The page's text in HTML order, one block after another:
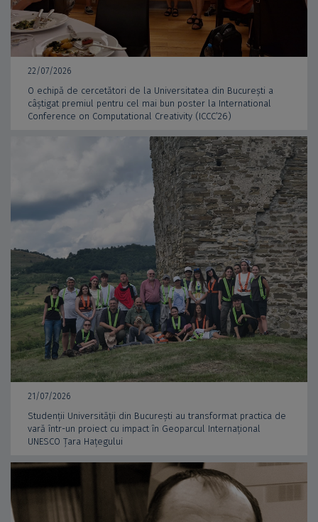
22/07/2026
O echipă de cercetători de la Universitatea din București a
câștigat premiul pentru cel mai bun poster la International
Conference on Computational Creativity (ICCC’26)
21/07/2026
Studenții Universității din București au transformat practica de
vară într-un proiect cu impact în Geoparcul Internațional
UNESCO Țara Hațegului